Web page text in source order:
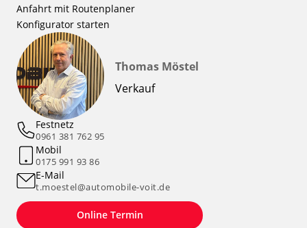
Anfahrt mit Routenplaner
Konfigurator starten
Thomas Möstel
Verkauf
Festnetz
0961 381 762 95
Mobil
0175 991 93 86
E-Mail
t.moestel@automobile-voit.de
Online Termin